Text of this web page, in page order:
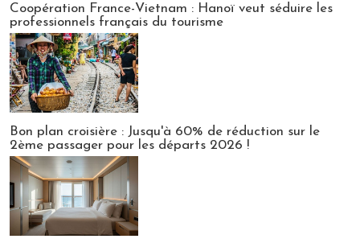
Coopération France-Vietnam : Hanoï veut séduire les
professionnels français du tourisme
Bon plan croisière : Jusqu'à 60% de réduction sur le
2ème passager pour les départs 2026 !